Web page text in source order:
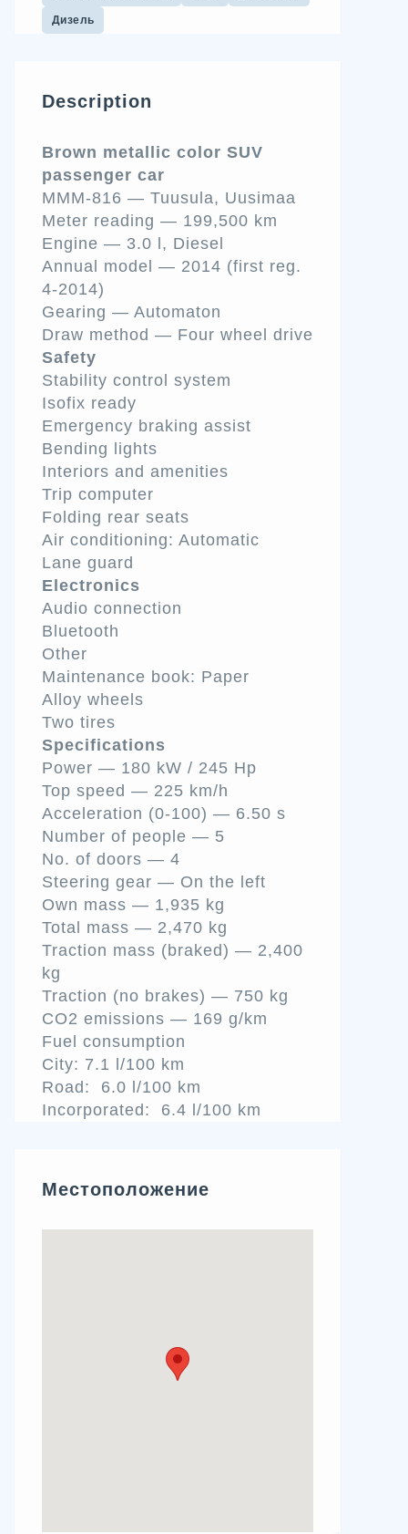
Дизель
Description
Brown metallic color SUV
passenger car
MMM-816 — Tuusula, Uusimaa
Meter reading — 199,500 km
Engine — 3.0 l, Diesel
Annual model — 2014 (first reg.
4-2014)
Gearing — Automaton
Draw method — Four wheel drive
Safety
Stability control system
Isofix ready
Emergency braking assist
Bending lights
Interiors and amenities
Trip computer
Folding rear seats
Air conditioning: Automatic
Lane guard
Electronics
Audio connection
Bluetooth
Other
Maintenance book: Paper
Alloy wheels
Two tires
Specifications
Power — 180 kW / 245 Hp
Top speed — 225 km/h
Acceleration (0-100) — 6.50 s
Number of people — 5
No. of doors — 4
Steering gear — On the left
Own mass — 1,935 kg
Total mass — 2,470 kg
Traction mass (braked) — 2,400
kg
Traction (no brakes) — 750 kg
CO2 emissions — 169 g/km
Fuel consumption
City: 7.1 l/100 km
Road: 6.0 l/100 km
Incorporated: 6.4 l/100 km
Местоположение